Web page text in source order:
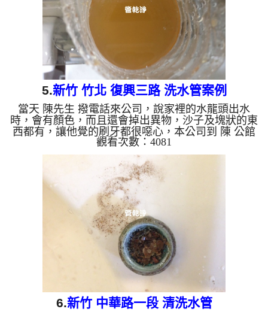
5.新竹 竹北 復興三路 洗水管案例
當天 陳先生 撥電話來公司，說家裡的水龍頭出水
時，會有顏色，而且還會掉出異物，沙子及塊狀的東
西都有，讓他覺的刷牙都很噁心，本公司到 陳 公館
查看，發現管路中都是泥沙，本公司迅速架起 水管
清洗機 ，開始 清洗水管 ，黃水一直從水龍頭流出，
如下圖及影片，陳先生 也拿起手起來拍照，髒水流
掉後還留有很多沉積物， 水管清洗 約兩小時後，出
水量變大，水也沒看到異物了， 陳先生可正常使用
水了。 清洗水管, 水管清洗, 洗水管, 熱水管堵塞, 熱
水忽冷忽熱, 洗管路, 清管路 ...
觀看次數：4081
6.新竹 中華路一段 清洗水管